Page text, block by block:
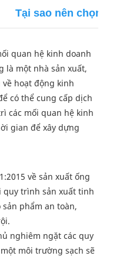
Tại sao nên chọn
quan hệ kinh doanh
là một nhà sản xuất,
hoạt động kinh
có thể cung cấp dịch
các mối quan hệ kinh
gian để xây dựng
về sản xuất ống
quy trình sản xuất tinh
phẩm an toàn,
môi trường sạch sẽ